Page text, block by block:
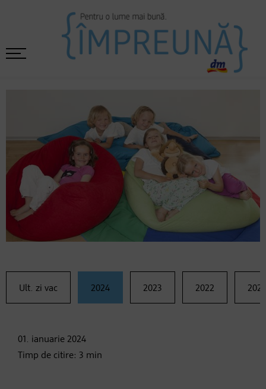
Ult. zi vac 2024 2023 2022 2021
01. ianuarie 2024
Timp de citire: 3 min